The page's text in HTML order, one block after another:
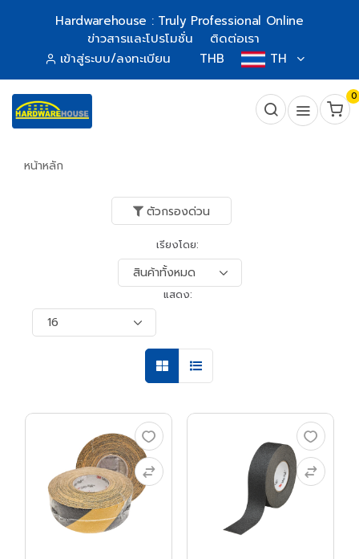
Hardwarehouse : Truly Professional Online
ข่าวสารและโปรโมชั่น
ติดต่อเรา
เข้าสู่ระบบ/ลงทะเบียน
THB TH
0
หน้าหลัก
ตัวกรองด่วน
เรียงโดย:
แสดง: